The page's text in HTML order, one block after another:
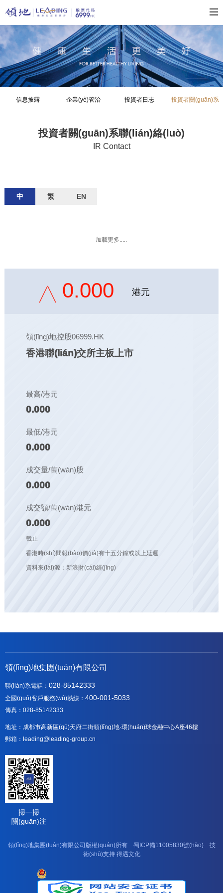
信息披露 企業(yè)管治 投資者日志 投資者關(guān)系
投資者關(guān)系聯(lián)絡(luò)
IR Contact
中 繁 EN
加載更多.....
0.000 港元
領(lǐng)地控股06999.HK
香港聯(lián)交所主板上市
最高/港元
0.000
最低/港元
0.000
成交量/萬(wàn)股
0.000
成交額/萬(wàn)港元
0.000
截止
香港時(shí)間報(bào)價(jià)有十五分鐘或以上延遲
資料來(lái)源：新浪財(cái)經(jīng)
領(lǐng)地集團(tuán)有限公司
聯(lián)系電話： 028-85142333
全國(guó)客戶服務(wù)熱線： 400-001-5033
傳真：028-85142333
地址：成都市高新區(qū)天府二街領(lǐng)地·環(huán)球金融中心A座46樓
郵箱：leading@leading-group.cn
掃一掃
關(guān)注
領(lǐng)地集團(tuán)有限公司版權(quán)所有 蜀ICP備11005830號(hào)技
術(shù)支持 得遇文化
川公網(wǎng)安備 51019002003726號(hào)